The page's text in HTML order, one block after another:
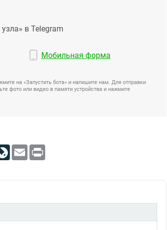
в Telegram
Мобильная форма
на «Запустить бота» и напишите нам. Для отправки
фото или видео в памяти устройства и нажмите
LiveJournal
Email